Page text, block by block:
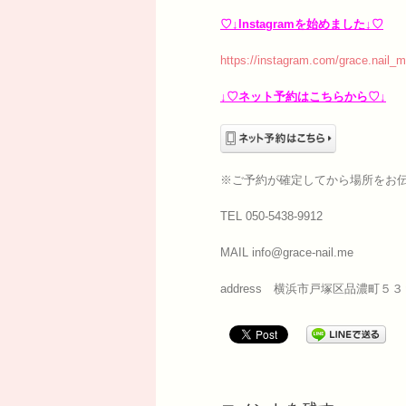
♡↓Instagramを始めました↓♡
https://instagram.com/
↓♡ネット予約はこちらから♡↓
※ご予約が確定してから場所をお
TEL 050-5438-9912
MAIL info@grace-nail.me
address 横浜市戸塚区品濃町５３